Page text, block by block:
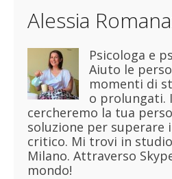
Alessia
Psicologa e
Aiuto le
momenti di
o prolungati.
cercheremo la tua
soluzione per superare
critico. Mi trovi in
Milano. Attraverso
mondo!